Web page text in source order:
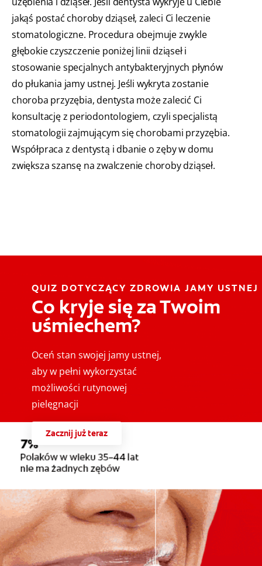
jakąś postać choroby dziąseł, zaleci Ci leczenie
stomatologiczne. Procedura obejmuje zwykle
głębokie czyszczenie poniżej linii dziąseł i
stosowanie specjalnych antybakteryjnych płynów
do płukania jamy ustnej. Jeśli wykryta zostanie
choroba przyzębia, dentysta może zalecić Ci
konsultację z periodontologiem, czyli specjalistą
stomatologii zajmującym się chorobami przyzębia.
Współpraca z dentystą i dbanie o zęby w domu
zwiększa szansę na zwalczenie choroby dziąseł.
QUIZ DOTYCZĄCY ZDROWIA JAMY USTNEJ
Co kryje się za Twoim
uśmiechem?
Oceń stan swojej jamy ustnej,
aby w pełni wykorzystać
możliwości rutynowej
pielęgnacji
Zacznij już teraz